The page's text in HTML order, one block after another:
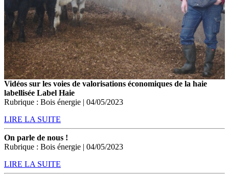
Vidéos sur les voies de valorisations économiques de la haie
labellisée Label Haie
Rubrique : Bois énergie | 04/05/2023
LIRE LA SUITE
On parle de nous !
Rubrique : Bois énergie | 04/05/2023
LIRE LA SUITE